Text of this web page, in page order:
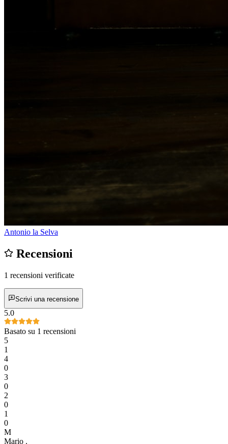
Antonio la Selva
Recensioni
1 recensioni verificate
Scrivi una recensione
5.0
Basato su 1 recensioni
5
1
4
0
3
0
2
0
1
0
M
Mario .